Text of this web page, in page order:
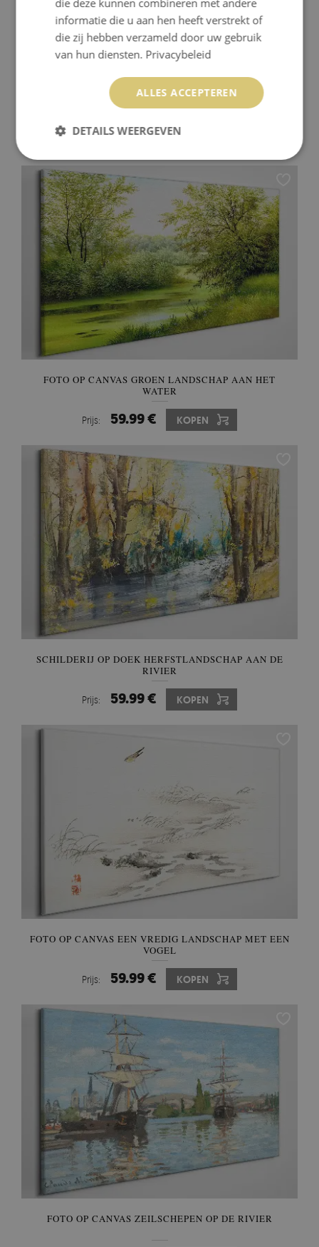
CANVAS SCHILDERIJ GOUDEN LICHT OP DE
RIVIEROEVER
59.99 €
FOTO OP CANVAS GROEN LANDSCHAP AAN HET
WATER
Prijs: 59.99 € KOPEN
SCHILDERIJ OP DOEK HERFSTLANDSCHAP AAN DE
RIVIER
Prijs: 59.99 € KOPEN
FOTO OP CANVAS EEN VREDIG LANDSCHAP MET EEN
VOGEL
Prijs: 59.99 € KOPEN
FOTO OP CANVAS ZEILSCHEPEN OP DE RIVIER
die deze kunnen combineren met andere
informatie die u aan hen heeft verstrekt of
die zij hebben verzameld door uw gebruik
van hun diensten. Privacybeleid
ALLES ACCEPTEREN
DETAILS WEERGEVEN